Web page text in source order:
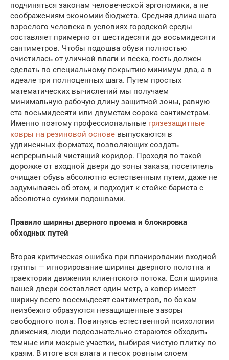
подчиняться законам человеческой эргономики, а не
соображениям экономии бюджета. Средняя длина шага
взрослого человека в условиях городской среды
составляет примерно от шестидесяти до восьмидесяти
сантиметров. Чтобы подошва обуви полностью
очистилась от уличной влаги и песка, гость должен
сделать по специальному покрытию минимум два, а в
идеале три полноценных шага. Путем простых
математических вычислений мы получаем
минимальную рабочую длину защитной зоны, равную
ста восьмидесяти или двумстам сорока сантиметрам.
Именно поэтому профессиональные грязезащитные
ковры на резиновой основе выпускаются в
удлиненных форматах, позволяющих создать
непрерывный чистящий коридор. Проходя по такой
дорожке от входной двери до зоны заказа, посетитель
очищает обувь абсолютно естественным путем, даже не
задумываясь об этом, и подходит к стойке бариста с
абсолютно сухими подошвами.
Правило ширины дверного проема и блокировка
обходных путей
Вторая критическая ошибка при планировании входной
группы — игнорирование ширины дверного полотна и
траектории движения клиентского потока. Если ширина
вашей двери составляет один метр, а ковер имеет
ширину всего восемьдесят сантиметров, по бокам
неизбежно образуются незащищенные зазоры
свободного пола. Повинуясь естественной психологии
движения, люди подсознательно стараются обходить
темные или мокрые участки, выбирая чистую плитку по
краям. В итоге вся влага и песок ровным слоем